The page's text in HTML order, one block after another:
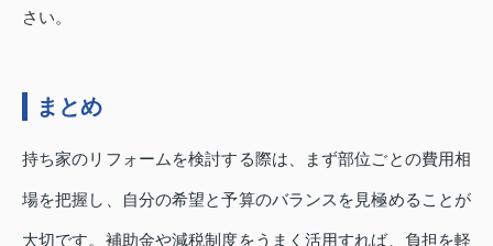
さい。
まとめ
持ち家のリフォームを検討する際は、まず部位ごとの費用相
場を把握し、自分の希望と予算のバランスを見極めることが
大切です。補助金や減税制度をうまく活用すれば、負担を軽